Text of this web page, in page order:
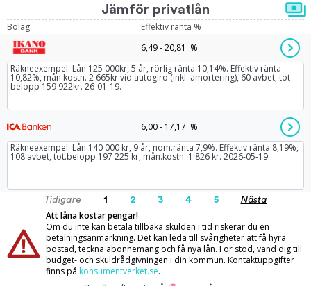
Jämför privatlån
Bolag
Effektiv ränta %
6,49 - 20,81 %
Räkneexempel: Lån 125 000kr, 5 år, rörlig ränta 10,14%. Effektiv ränta
10,82%, mån.kostn. 2 665kr vid autogiro (inkl. amortering), 60 avbet, tot
belopp 159 922kr. 26-01-19.
6,00 - 17,17 %
Räkneexempel: Lån 140 000 kr, 9 år, nom.ränta 7,9%. Effektiv ränta 8,19%,
108 avbet, tot.belopp 197 225 kr, mån.kostn. 1 826 kr. 2026-05-19.
Tidigare 1 2 3 4 5 Nästa
Att låna kostar pengar!
Om du inte kan betala tillbaka skulden i tid riskerar du en
betalningsanmärkning. Det kan leda till svårigheter att få hyra
bostad, teckna abonnemang och få nya lån. För stöd, vänd dig till
budget- och skuldrådgivningen i din kommun. Kontaktuppgifter
finns på konsumentverket.se.